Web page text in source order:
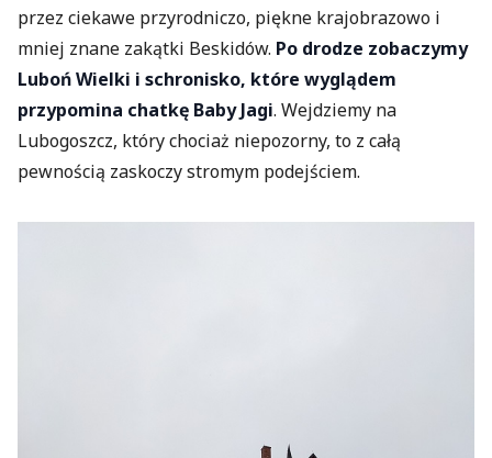
przez ciekawe przyrodniczo, piękne krajobrazowo i
mniej znane zakątki Beskidów. Po drodze zobaczymy
Luboń Wielki i schronisko, które wyglądem
przypomina chatkę Baby Jagi. Wejdziemy na
Lubogoszcz, który chociaż niepozorny, to z całą
pewnością zaskoczy stromym podejściem.